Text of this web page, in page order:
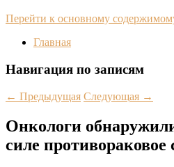
Перейти к основному
Главная
Навигация по записям
← Предыдущая Следующая →
Онкологи
силе противораковое